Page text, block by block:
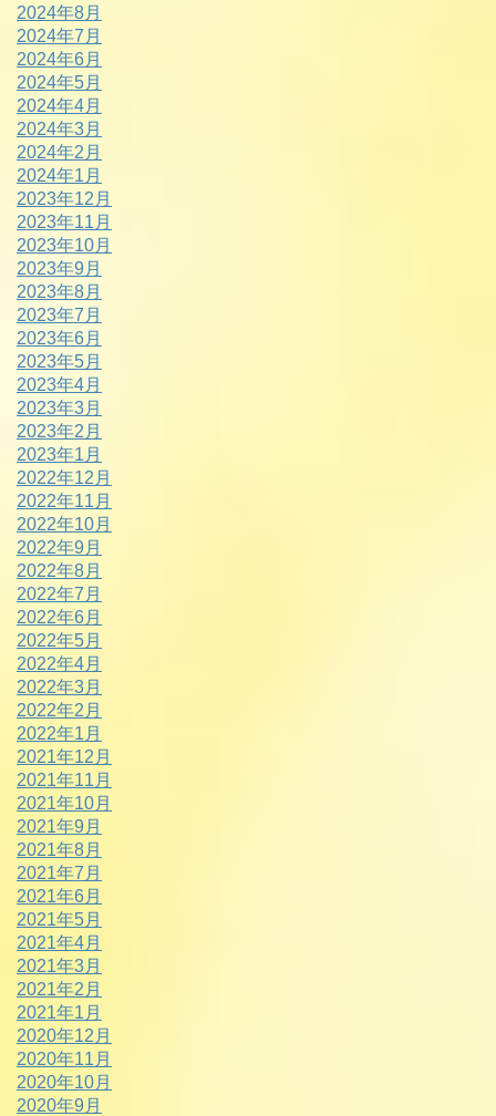
2024年8月
2024年7月
2024年6月
2024年5月
2024年4月
2024年3月
2024年2月
2024年1月
2023年12月
2023年11月
2023年10月
2023年9月
2023年8月
2023年7月
2023年6月
2023年5月
2023年4月
2023年3月
2023年2月
2023年1月
2022年12月
2022年11月
2022年10月
2022年9月
2022年8月
2022年7月
2022年6月
2022年5月
2022年4月
2022年3月
2022年2月
2022年1月
2021年12月
2021年11月
2021年10月
2021年9月
2021年8月
2021年7月
2021年6月
2021年5月
2021年4月
2021年3月
2021年2月
2021年1月
2020年12月
2020年11月
2020年10月
2020年9月